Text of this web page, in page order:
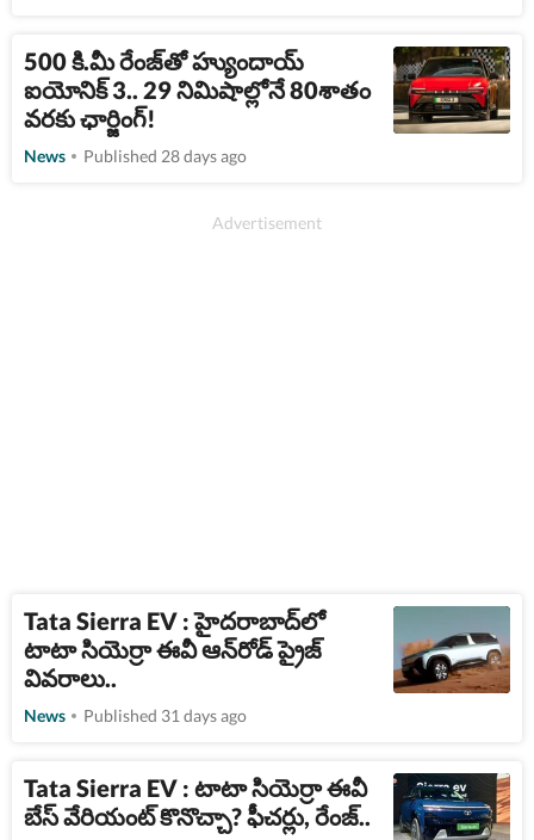
500 కి.మీ రేంజ్​తో హ్యుందాయ్
ఐయోనిక్ 3.. 29 నిమిషాల్లోనే 80శాతం
వరకు ఛార్జింగ్!
News Published 28 days ago
Tata Sierra EV : హైదరాబాద్​లో
టాటా సియెర్రా ఈవీ ఆన్​రోడ్​ ప్రైజ్​
వివరాలు..
News Published 31 days ago
Tata Sierra EV : టాటా సియెర్రా ఈవీ
బేస్​ వేరియంట్​ కొనొచ్చా? ఫీచర్లు, రేంజ్..